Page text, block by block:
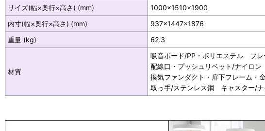
サイズ(幅×奥行×高さ) (mm)
1000×1510×1900
内寸(幅×奥行×高さ) (mm)
937×1447×1876
重量 (kg)
62.3
材質
吸音ボード/PP・ポリエステル フレ
配線口・プッシュリベット/ナイロ
換気ファンダクト・扉下フレーム
取っ手/ステンレス鋼 キャスター/ナ